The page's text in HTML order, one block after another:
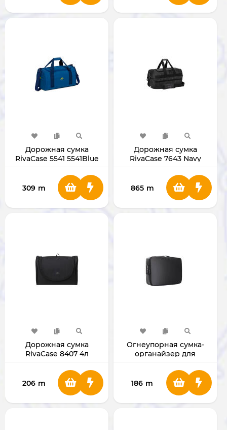
Дорожная сумка
RivaCase 5541 5541Blue
309 m
Дорожная сумка
RivaCase 7643 Navy
865 m
Дорожная сумка
RivaCase 8407 4л
206 m
Огнеупорная сумка-
органайзер для
встроенным кодовым
замком (черная)
186 m